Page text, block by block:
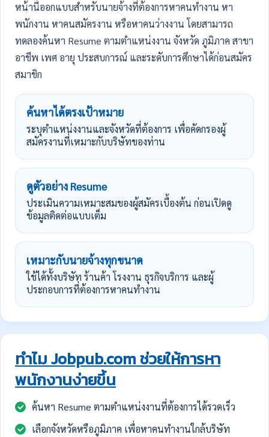
หน้านี้ออกแบบสำหรับนายจ้างที่ต้องการหาคนทำงาน หา
พนักงาน หาคนสมัครงาน หรือหาคนว่างงาน โดยสามารถ
ทดลองค้นหา Resume ตามตำแหน่งงาน จังหวัด ภูมิภาค สาขา
อาชีพ เพศ อายุ ประสบการณ์ และระดับการศึกษาได้ก่อนสมัคร
สมาชิก
ค้นหาได้ตรงเป้าหมาย
ระบุตำแหน่งงานและจังหวัดที่ต้องการ เพื่อคัดกรองผู้
สมัครงานที่เหมาะกับบริษัทของท่าน
ดูตัวอย่าง Resume
ประเมินความเหมาะสมของผู้สมัครเบื้องต้น ก่อนเปิดดู
ข้อมูลติดต่อแบบเต็ม
เหมาะกับนายจ้างทุกขนาด
ใช้ได้ทั้งบริษัท ร้านค้า โรงงาน ธุรกิจบริการ และผู้
ประกอบการที่ต้องการหาคนทำงาน
ทำไม Jobpub.com ช่วยให้การหา
พนักงานง่ายขึ้น
ค้นหา Resume ตามตำแหน่งงานที่ต้องการได้รวดเร็ว
เลือกจังหวัดหรือภูมิภาค เพื่อหาคนทำงานใกล้บริษัท